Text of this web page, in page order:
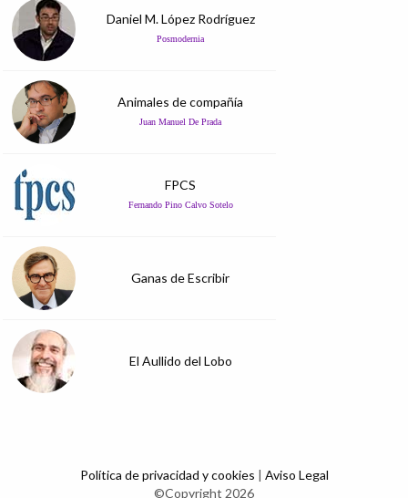
Daniel M. López Rodríguez
Posmodernia
Animales de compañía
Juan Manuel De Prada
FPCS
Fernando Pino Calvo Sotelo
Ganas de Escribir
El Aullido del Lobo
Política de privacidad y cookies | Aviso Legal
©Copyright 2026